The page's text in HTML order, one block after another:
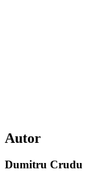
Autor
Dumitru Crudu